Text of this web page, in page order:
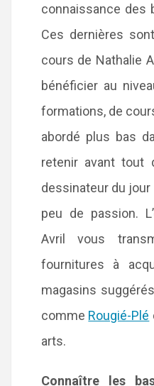
connaissance des
Ces dernières
cours de Nathalie
bénéficier au
formations, de
abordé plus bas
retenir avant tout
dessinateur du
peu de passion.
Avril vous
fournitures à
magasins
comme Rougié-Plé
arts.
Connaître les